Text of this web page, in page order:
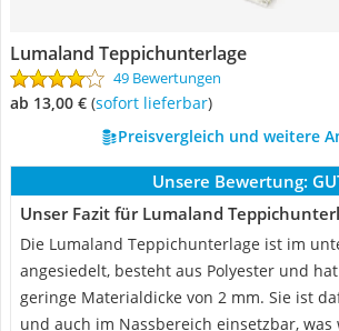
Lumaland Teppichunterlage
49 Bewertungen
ab 13,00 € ( Sofort lieferbar)
Preisvergleich und weitere
Unsere Bewertung:
Unser Fazit für Lumaland
Die Lumaland Teppichunterlage ist im
angesiedelt, besteht aus Polyester und
geringe Materialdicke von 2 mm. Sie ist
und auch im Nassbereich einsetzbar,